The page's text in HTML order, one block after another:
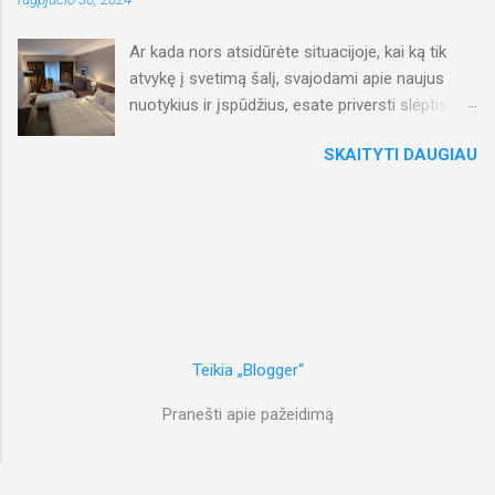
Ar kada nors atsidūrėte situacijoje, kai ką tik
atvykę į svetimą šalį, svajodami apie naujus
nuotykius ir įspūdžius, esate priversti slėptis
būtent taip prasidėjo mūsų savaitgalis Osle.
skėtį, kuris iki šiol puikiai gynė nuo visų
praleidome taip: greitas apsipirkimas
SKAITYTI DAUGIAU
Teikia „Blogger“
Pranešti apie pažeidimą